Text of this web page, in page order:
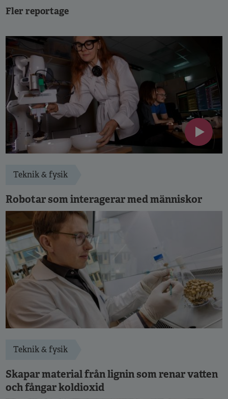
Fler reportage
Teknik & fysik
Robotar som interagerar med människor
Teknik & fysik
Skapar material från lignin som renar vatten
och fångar koldioxid